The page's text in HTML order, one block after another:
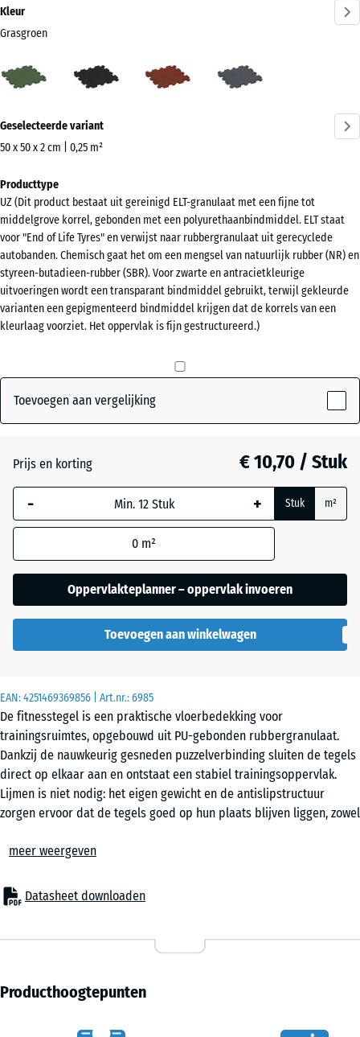
EAN:4251469369856 | Art.nr.:6985
De fitnesstegel is een praktische vloerbedekking voor
trainingsruimtes, opgebouwd uit PU-gebonden rubbergranulaat.
Dankzij de nauwkeurig gesneden puzzelverbinding sluiten de tegels
direct op elkaar aan en ontstaat een stabiel trainingsoppervlak.
Lijmen is niet nodig: het eigen gewicht en de antislipstructuur
zorgen ervoor dat de tegels goed op hun plaats blijven liggen, zowel
Eenvoudige plaatsing
mogelijk. Tegels kunnen in dambordpatroon of half verband worden
gelegd, afhankelijk van de gewenste uitstraling. De plaatsing
bestaande vloer. Ook tijdelijke opstellingen zijn eenvoudig te
aangepast of verwijderd.
Bescherming van ondergrond en apparatuur
meer weergeven
Datasheet downloaden
Kleur
Grasgroen
(active)
informatie
over
kleuren?
Kleurenpalet
weergeven
Grasgroen(active)
Antraciet - € 1,20
Geselecteerde variant
50 x 50 x 2 cm | 0,25 m²
voor
verzending
540
x
540
x
20
mm
blauw omlijnde
afmeting wordt
(tenzij anders
aangegeven in de
50
cm
|
0,25
50
x
50
x 3
cm
|
m²
+ € 3,10
x
cm
+ € 7,70
Producttype
UZ (Dit product bestaat uit gereinigd ELT-granulaat met een fijne tot
middelgrove korrel, gebonden met een polyurethaanbindmiddel. ELT staat
voor "End of Life Tyres" en verwijst naar rubbergranulaat uit gerecyclede
autobanden. Chemisch gaat het om een mengsel van natuurlijk rubber (NR) en
styreen-butadieen-rubber (SBR). Voor zwarte en antracietkleurige
uitvoeringen wordt een transparant bindmiddel gebruikt, terwijl gekleurde
varianten een gepigmenteerd bindmiddel krijgen dat de korrels van een
kleurlaag voorziet. Het oppervlak is fijn gestructureerd.)
Toevoegen aan vergelijking
Prijs en korting € 10,70 / Stuk
- + Stuk m²
0 m²
Oppervlakteplanner – oppervlak invoeren
Toevoegen aan winkelwagen
Producthoogtepunten